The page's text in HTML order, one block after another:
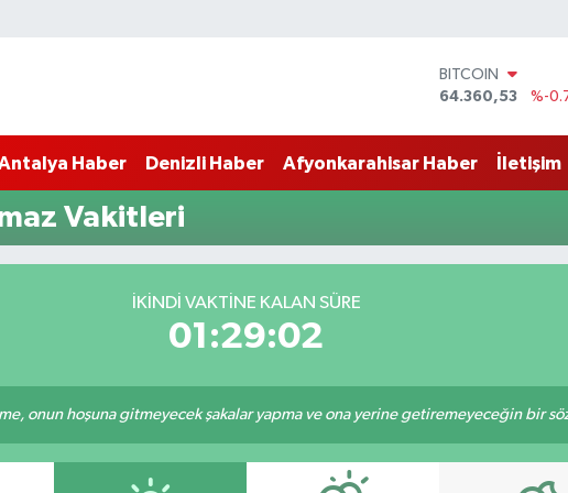
BITCOIN
64.360,53
%-
EURO
Haber Denizli Haber Afyonkarahisar Haber İletişim
Vakitleri
İKINDI VAKTINE KALAN SÜRE
01:29:01
onun hoşuna gitmeyecek şakalar yapma ve ona yerine getiremeyeceğin bir